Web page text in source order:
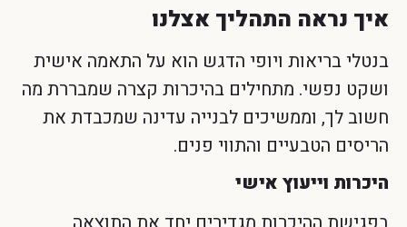
איך נראה התהליך אצלנו
בנטלי בריאות ויופי הדגש הוא על התאמה אישית
ושקט נפשי. מתחילים בהיכרות קצרה שמבררת מה
חשוב לך, וממשיכים לבנייה עדינה שמכבדת את
הריסים הטבעיים והתווי פנים.
היכרות וייעוץ אישי